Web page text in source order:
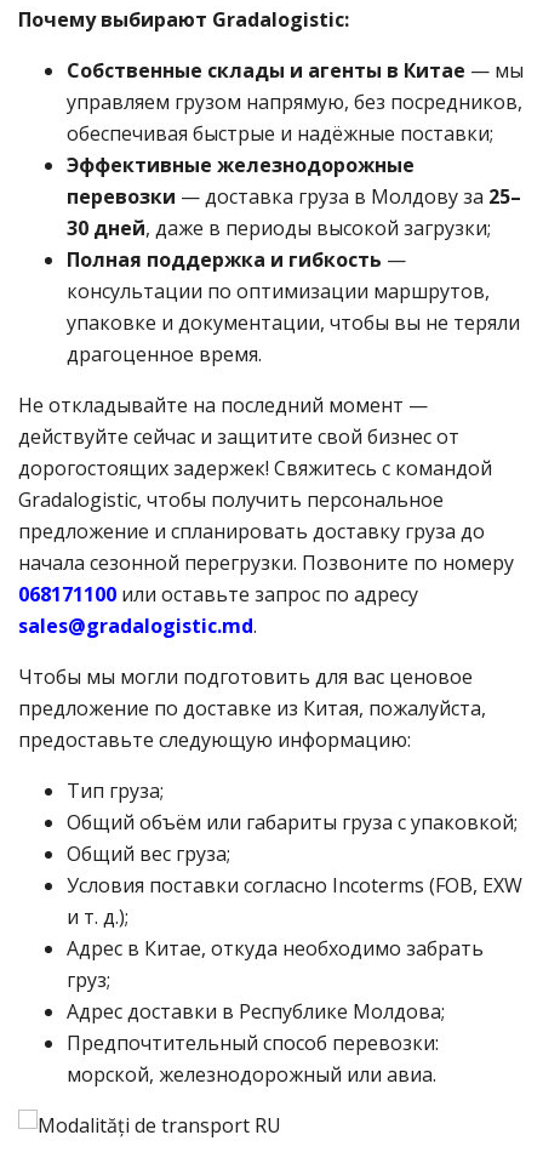
Почему выбирают Gradalogistic:
Собственные склады и агенты в Китае — мы
управляем грузом напрямую, без посредников,
обеспечивая быстрые и надёжные поставки;
Эффективные железнодорожные
перевозки — доставка груза в Молдову за 25–
30 дней, даже в периоды высокой загрузки;
Полная поддержка и гибкость —
консультации по оптимизации маршрутов,
упаковке и документации, чтобы вы не теряли
драгоценное время.
Не откладывайте на последний момент —
действуйте сейчас и защитите свой бизнес от
дорогостоящих задержек! Свяжитесь с командой
Gradalogistic, чтобы получить персональное
предложение и спланировать доставку груза до
начала сезонной перегрузки. Позвоните по номеру
068171100 или оставьте запрос по адресу
sales@gradalogistic.md.
Чтобы мы могли подготовить для вас ценовое
предложение по доставке из Китая, пожалуйста,
предоставьте следующую информацию:
Тип груза;
Общий объём или габариты груза с упаковкой;
Общий вес груза;
Условия поставки согласно Incoterms (FOB, EXW
и т. д.);
Адрес в Китае, откуда необходимо забрать
груз;
Адрес доставки в Республике Молдова;
Предпочтительный способ перевозки:
морской, железнодорожный или авиа.